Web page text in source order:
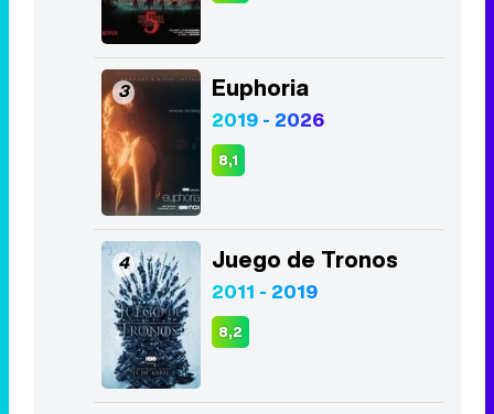
3 Euphoria
2019 - 2026
8,1
4 Juego de Tronos
2011 - 2019
8,2